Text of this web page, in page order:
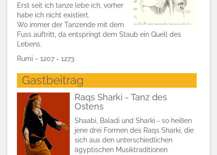
Erst seit ich tanze lebe ich, vorher
habe ich nicht existiert.
Wo immer der Tanzende mit dem
Fuss auftritt, da entspringt dem Staub ein Quell des
Lebens.
Rumi ~ 1207 - 1273
Gastbeitrag
Raqs Sharki - Tanz des
Ostens
Shaabi, Baladi und Sharki - so heißen
jene drei Formen des Raqs Sharki, die
sich aus den unterschiedlichen
ägyptischen Musiktraditionen